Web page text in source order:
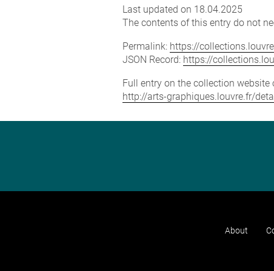
Last updated on 18.04.2025
The contents of this entry do not
Permalink: https://
JSON Record: https://
Full entry on the collection
http://arts-graphiques.louvre.fr/
About